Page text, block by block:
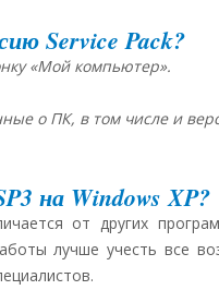
Service Pack?
«Мой компьютер».
о ПК, в том числе и
на Windows XP?
от других
лучше учесть все